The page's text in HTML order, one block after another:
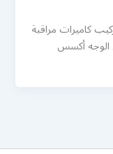
كاميرات مراقبة
الوجه أكسس